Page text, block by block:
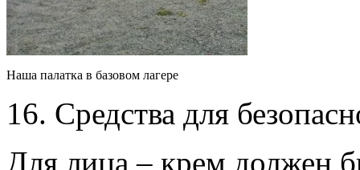
Наша палатка в базовом лагере
16. Средства для
Для лица – крем должен